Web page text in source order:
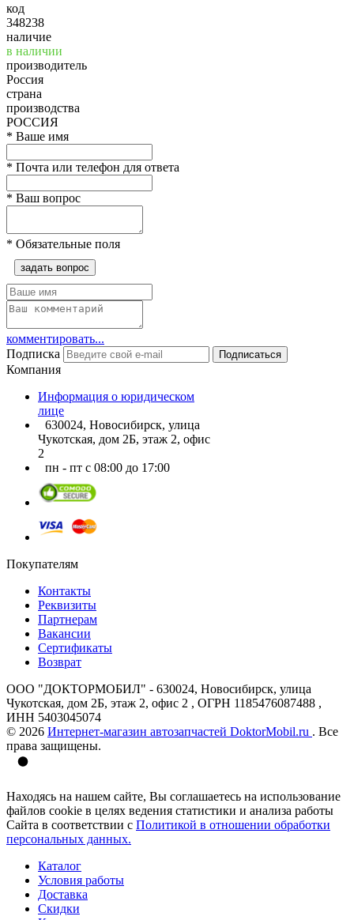
код
348238
наличие
в наличии
производитель
Россия
страна
производства
РОССИЯ
* Ваше имя
* Почта или телефон для ответа
* Ваш вопрос
* Обязательные поля
задать вопрос
комментировать...
Подписка
Подписаться
Компания
Информация о юридическом
лице
630024, Новосибирск, улица
Чукотская, дом 2Б, этаж 2, офис
2
пн - пт с 08:00 до 17:00
Покупателям
Контакты
Реквизиты
Партнерам
Вакансии
Сертификаты
Возврат
ООО "ДОКТОРМОБИЛ" - 630024, Новосибирск, улица
Чукотская, дом 2Б, этаж 2, офис 2 , ОГРН 1185476087488 ,
ИНН 5403045074
© 2026 Интернет-магазин автозапчастей DoktorMobil.ru . Все
права защищены.
Находясь на нашем сайте, Вы соглашаетесь на использование
файлов cookie в целях ведения статистики и анализа работы
Сайта в соответствии с Политикой в отношении обработки
персональных данных.
Каталог
Условия работы
Доставка
Скидки